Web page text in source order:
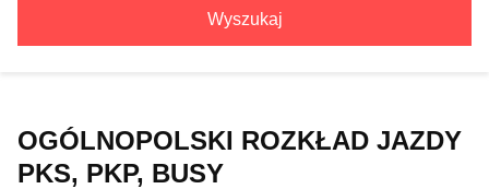
Wyszukaj
OGÓLNOPOLSKI ROZKŁAD JAZDY
PKS, PKP, BUSY